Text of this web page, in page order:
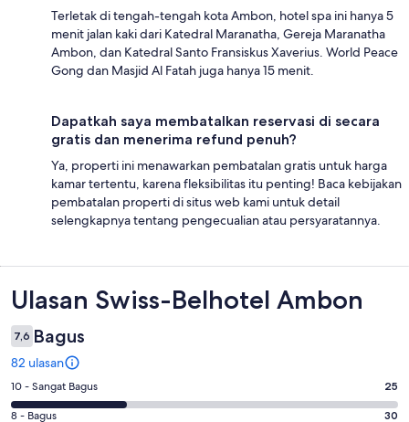
Terletak di tengah-tengah kota Ambon, hotel spa ini hanya 5
menit jalan kaki dari Katedral Maranatha, Gereja Maranatha
Ambon, dan Katedral Santo Fransiskus Xaverius. World Peace
Gong dan Masjid Al Fatah juga hanya 15 menit.
Dapatkah saya membatalkan reservasi di secara
gratis dan menerima refund penuh?
Ya, properti ini menawarkan pembatalan gratis untuk harga
kamar tertentu, karena fleksibilitas itu penting! Baca kebijakan
pembatalan properti di situs web kami untuk detail
selengkapnya tentang pengecualian atau persyaratannya.
Ulasan
Ulasan Swiss-Belhotel Ambon
7,6 Bagus
82 ulasan
Penilaian
10
10 - Sangat Bagus 25
Penilaian
8 - Bagus 30